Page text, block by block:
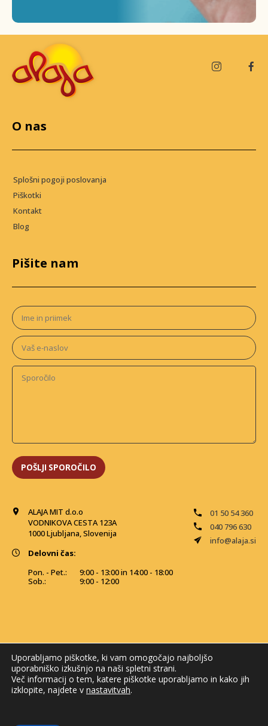
ALAJA MIT d.o.o
VODNIKOVA CESTA 123A
1000 Ljubljana, Slovenija
01 50 54 360
040 796 630
info@alaja.si
Delovni čas:
Pon. - Pet.:
Sob.:
9:00 - 13:00 in 14:00 - 18:00
9:00 - 12:00
O nas
Splošni pogoji poslovanja
Piškotki
Kontakt
Blog
Pišite nam
Uporabljamo piškotke, ki vam omogočajo najboljšo
uporabniško izkušnjo na naši spletni strani.
Več informacij o tem, katere piškotke uporabljamo in kako jih
izklopite, najdete v nastavitvah.